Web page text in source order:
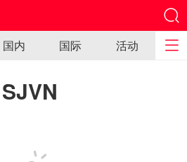
国内 国际 活动
SJVN